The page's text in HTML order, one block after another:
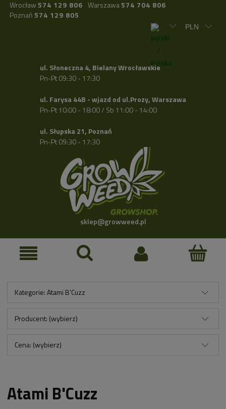
Wrocław 574 129 806 Warszawa574 704 806
Poznań 574 129 805
ul. Słoneczna 4, Bielany Wrocławskie
Pn-Pt 09:30 - 17:30
ul. Farysa 44B - wjazd od ul.Prozy, Warszawa
Pn-Pt 10:00 - 18:00 / Sb 11:00 - 14:00
ul. Słupska 21, Poznań
Pn-Pt 09:30 - 17:30
sklep@growweed.pl
Kategorie: Atami B'Cuzz
Producent: (wybierz)
Cena: (wybierz)
Atami B'Cuzz